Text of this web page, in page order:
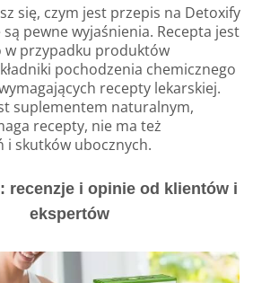
się, czym jest przepis na Detoxify
pewne wyjaśnienia. Recepta jest
w przypadku produktów
pochodzenia chemicznego
recepty lekarskiej.
suplementem naturalnym,
recepty, nie ma też
i skutków ubocznych.
recenzje i opinie od klientów i
ekspertów